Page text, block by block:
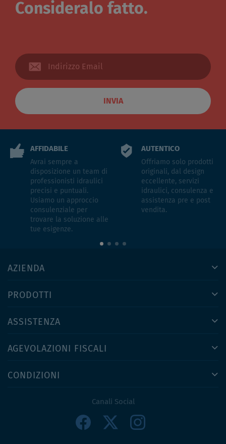
Consideralo fatto.
INVIA
AFFIDABILE
Avrai sempre a
disposizione un team di
professionisti idraulici
precisi e puntuali.
Usiamo un approccio
consulenziale per
trovare la soluzione alle
tue esigenze.
AUTENTICO
Offriamo solo prodotti
originali, dal design
eccellente, servizi
idraulici, consulenza e
assistenza pre e post
vendita.
AZIENDA
PRODOTTI
ASSISTENZA
AGEVOLAZIONI FISCALI
CONDIZIONI
Canali Social